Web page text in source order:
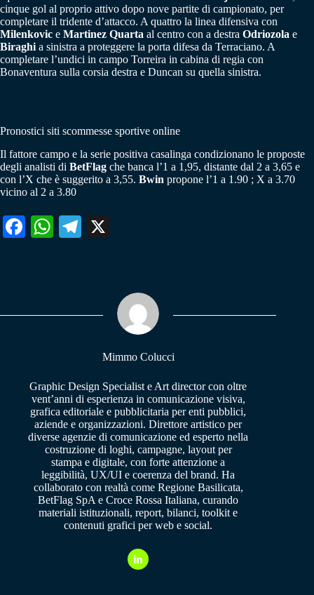
cinque gol al proprio attivo dopo nove partite di campionato, per
completare il tridente d’attacco. A quattro la linea difensiva con
Milenkovic e Martinez Quarta al centro con a destra Odriozola e
Biraghi a sinistra a proteggere la porta difesa da Terraciano. A
completare l’undici in campo Torreira in cabina di regia con
Bonaventura sulla corsia destra e Duncan su quella sinistra.
Pronostici siti scommesse sportive online
Il fattore campo e la serie positiva casalinga condizionano le proposte
degli analisti di BetFlag che banca l’1 a 1,95, distante dal 2 a 3,65 e
con l’X che è suggerito a 3,55. Bwin propone l’1 a 1.90 ; X a 3.70
vicino al 2 a 3.80
Fa W
pp
Te
m
Mimmo Colucci
Graphic Design Specialist e Art director con oltre
vent’anni di esperienza in comunicazione visiva,
grafica editoriale e pubblicitaria per enti pubblici,
aziende e organizzazioni. Direttore artistico per
diverse agenzie di comunicazione ed esperto nella
costruzione di loghi, campagne, layout per
stampa e digitale, con forte attenzione a
leggibilità, UX/UI e coerenza del brand. Ha
collaborato con realtà come Regione Basilicata,
BetFlag SpA e Croce Rossa Italiana, curando
materiali istituzionali, report, bilanci, toolkit e
contenuti grafici per web e social.